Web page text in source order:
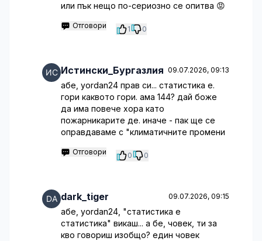
или пък нещо по-сериозно се опитва 😡
Отговори 1 0
Истински_Бургазлия 09.07.2026, 09:13
абе, yordan24 прав си... статистика е.
гори каквото гори. ама 144? дай боже
да има повече хора като
пожарникарите де. иначе - пак ще се
оправдаваме с "климатичните промени
Отговори 0 0
dark_tiger 09.07.2026, 09:15
абе, yordan24, "статистика е
статистика" викаш... а бе, човек, ти за
кво говориш изобщо? един човек